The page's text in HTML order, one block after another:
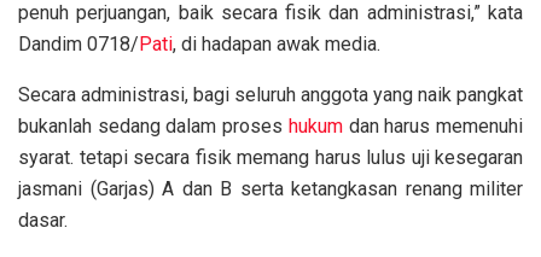
penuh perjuangan, baik secara fisik dan administrasi,” kata
Dandim 0718/Pati, di hadapan awak media.
Secara administrasi, bagi seluruh anggota yang naik pangkat
bukanlah sedang dalam proses hukumdan harus memenuhi
syarat. tetapi secara fisik memang harus lulus uji kesegaran
jasmani (Garjas) A dan B serta ketangkasan renang militer
dasar.